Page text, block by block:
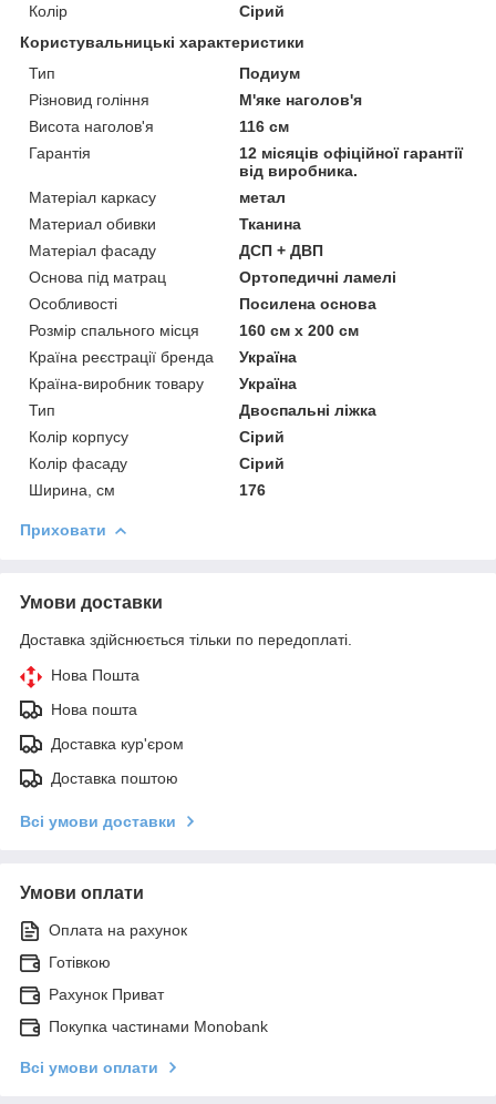
Колір
Сірий
Користувальницькі характеристики
Тип
Подиум
Різновид гоління
М'яке наголов'я
Висота наголов'я
116 см
Гарантія
12 місяців офіційної гарантії
від виробника.
Матеріал каркасу
метал
Материал обивки
Тканина
Матеріал фасаду
ДСП + ДВП
Основа під матрац
Ортопедичні ламелі
Особливості
Посилена основа
Розмір спального місця
160 см х 200 см
Країна реєстрації бренда
Україна
Країна-виробник товару
Україна
Тип
Двоспальні ліжка
Колір корпусу
Сірий
Колір фасаду
Сірий
Ширина, см
176
Приховати
Умови доставки
Доставка здійснюється тільки по передоплаті.
Нова Пошта
Нова пошта
Доставка кур'єром
Доставка поштою
Всі умови доставки
Умови оплати
Оплата на рахунок
Готівкою
Рахунок Приват
Покупка частинами Monobank
Всі умови оплати